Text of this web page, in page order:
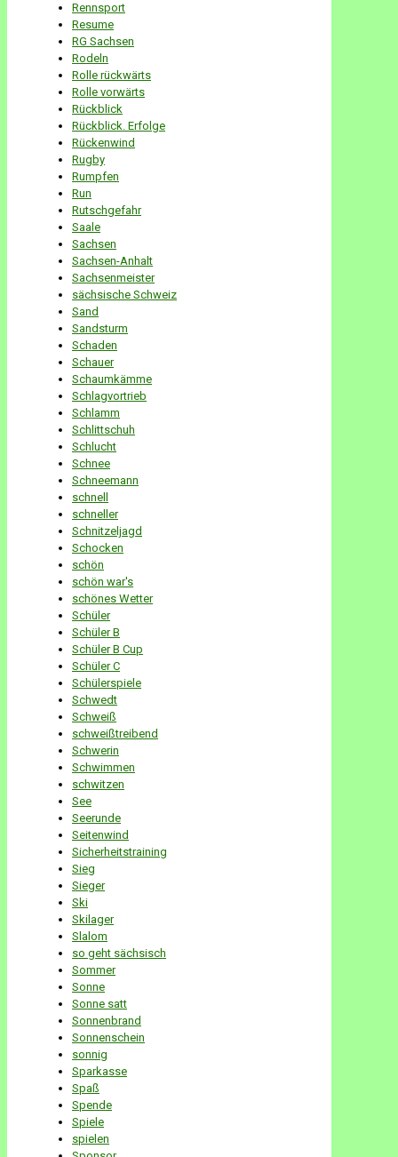
Rennsport
Resume
RG Sachsen
Rodeln
Rolle rückwärts
Rolle vorwärts
Rückblick
Rückblick. Erfolge
Rückenwind
Rugby
Rumpfen
Run
Rutschgefahr
Saale
Sachsen
Sachsen-Anhalt
Sachsenmeister
sächsische Schweiz
Sand
Sandsturm
Schaden
Schauer
Schaumkämme
Schlagvortrieb
Schlamm
Schlittschuh
Schlucht
Schnee
Schneemann
schnell
schneller
Schnitzeljagd
Schocken
schön
schön war's
schönes Wetter
Schüler
Schüler B
Schüler B Cup
Schüler C
Schülerspiele
Schwedt
Schweiß
schweißtreibend
Schwerin
Schwimmen
schwitzen
See
Seerunde
Seitenwind
Sicherheitstraining
Sieg
Sieger
Ski
Skilager
Slalom
so geht sächsisch
Sommer
Sonne
Sonne satt
Sonnenbrand
Sonnenschein
sonnig
Sparkasse
Spaß
Spende
Spiele
spielen